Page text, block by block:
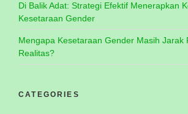
Di Balik Adat: Strategi Efektif Menerapkan
Kesetaraan Gender
Mengapa Kesetaraan Gender Masih Jarak
Realitas?
CATEGORIES